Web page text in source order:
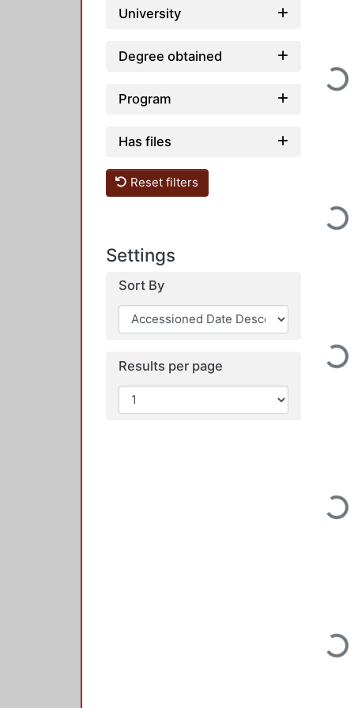
University
Degree obtained
Program
Has files
Reset filters
Settings
Sort By
Results per page
Loading...
Loading...
Loading...
Loading...
Loading...